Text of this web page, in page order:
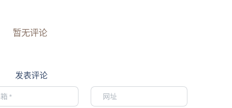
暂无评论
发表评论